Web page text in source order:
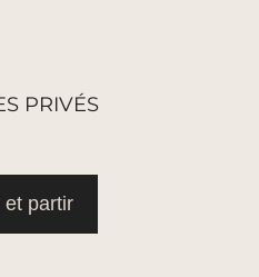
PRIVÉS
et partir